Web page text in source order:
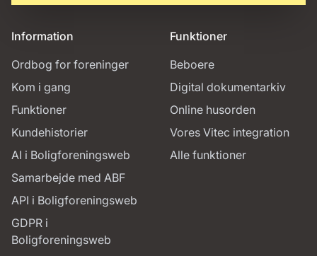
Information
Ordbog for foreninger
Kom i gang
Funktioner
Kundehistorier
AI i Boligforeningsweb
Samarbejde med ABF
API i Boligforeningsweb
GDPR i
Boligforeningsweb
Funktioner
Beboere
Digital dokumentarkiv
Online husorden
Vores Vitec integration
Alle funktioner